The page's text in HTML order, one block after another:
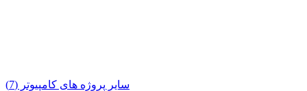
سایر پروژه های کامپیوتر (7)